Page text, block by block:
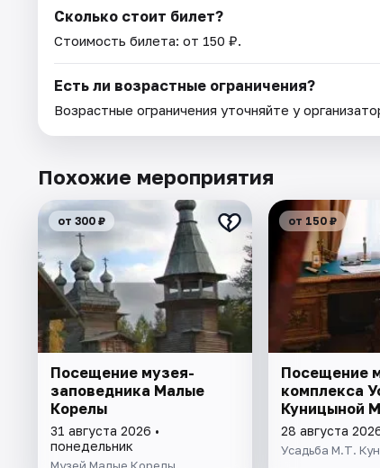
Сколько стоит билет?
Стоимость билета: от 150 ₽.
Есть ли возрастные ограничения?
Возрастные ограничения уточняйте у
Похожие мероприятия
от 300 ₽
Посещение музея-
заповедника Малые
Корелы
31 августа 2026 •
понедельник
Музей Малые Корелы
от 150 ₽
Посещение
комплекса
Куницыной
28 августа
Усадьба М.Т.